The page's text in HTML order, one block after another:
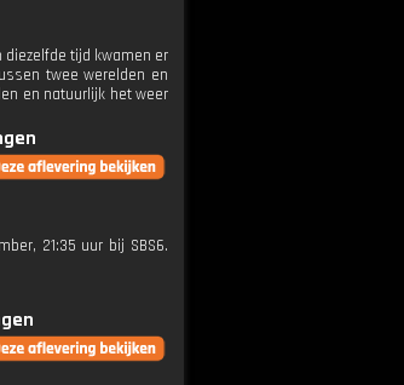
diezelfde tijd kwamen er
twee werelden en
en natuurlijk het weer
21:35 uur bij SBS6.